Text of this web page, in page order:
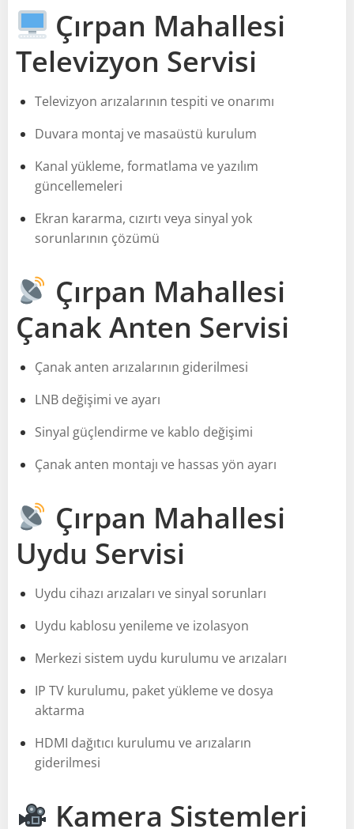
Çırpan Mahallesi
Televizyon Servisi
Televizyon arızalarının tespiti ve onarımı
Duvara montaj ve masaüstü kurulum
Kanal yükleme, formatlama ve yazılım
güncellemeleri
Ekran kararma, cızırtı veya sinyal yok
sorunlarının çözümü
Çırpan Mahallesi
Çanak Anten Servisi
Çanak anten arızalarının giderilmesi
LNB değişimi ve ayarı
Sinyal güçlendirme ve kablo değişimi
Çanak anten montajı ve hassas yön ayarı
Çırpan Mahallesi
Uydu Servisi
Uydu cihazı arızaları ve sinyal sorunları
Uydu kablosu yenileme ve izolasyon
Merkezi sistem uydu kurulumu ve arızaları
IP TV kurulumu, paket yükleme ve dosya
aktarma
HDMI dağıtıcı kurulumu ve arızaların
giderilmesi
Kamera Sistemleri